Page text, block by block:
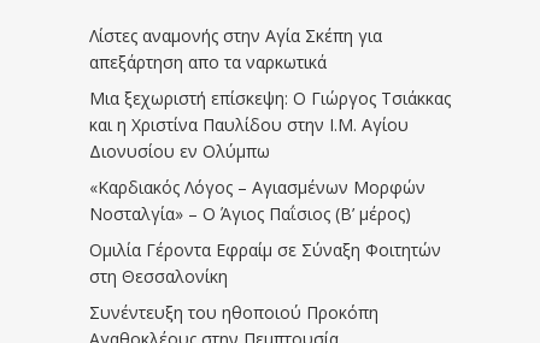
Λίστες αναμονής στην Αγία Σκέπη για
απεξάρτηση απο τα ναρκωτικά
Μια ξεχωριστή επίσκεψη: Ο Γιώργος Τσιάκκας
και η Χριστίνα Παυλίδου στην Ι.Μ. Αγίου
Διονυσίου εν Ολύμπω
«Καρδιακός Λόγος – Αγιασμένων Μορφών
Νοσταλγία» – Ο Άγιος Παΐσιος (Β’ μέρος)
Ομιλία Γέροντα Εφραίμ σε Σύναξη Φοιτητών
στη Θεσσαλονίκη
Συνέντευξη του ηθοποιού Προκόπη